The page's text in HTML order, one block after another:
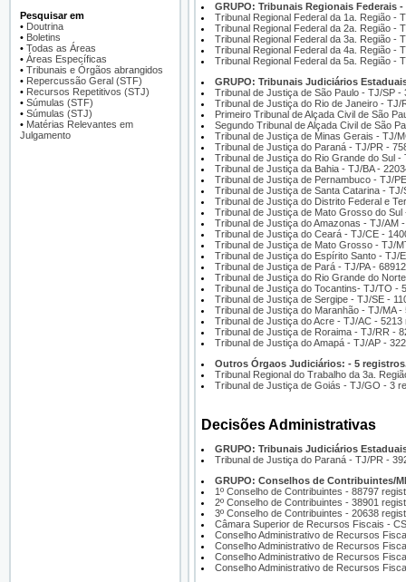
Pesquisar em
• Doutrina
• Boletins
• Todas as Áreas
• Áreas Específicas
• Tribunais e Órgãos abrangidos
• Repercussão Geral (STF)
• Recursos Repetitivos (STJ)
• Súmulas (STF)
• Súmulas (STJ)
• Matérias Relevantes em
Julgamento
GRUPO: Tribunais Regionais Federais -
Tribunal Regional Federal da 1a. Região -
Tribunal Regional Federal da 2a. Região -
Tribunal Regional Federal da 3a. Região -
Tribunal Regional Federal da 4a. Região -
Tribunal Regional Federal da 5a. Região -
GRUPO: Tribunais Judiciários
Tribunal de Justiça de São Paulo - TJ/SP -
Tribunal de Justiça do Rio de Janeiro - TJ/
Primeiro Tribunal de Alçada Civil de São
Segundo Tribunal de Alçada Civil de São
Tribunal de Justiça de Minas Gerais - TJ/
Tribunal de Justiça do Paraná - TJ/PR -
Tribunal de Justiça do Rio Grande do Sul
Tribunal de Justiça da Bahia - TJ/BA -
Tribunal de Justiça de Pernambuco - TJ/
Tribunal de Justiça de Santa Catarina -
Tribunal de Justiça do Distrito Federal e
Tribunal de Justiça de Mato Grosso do
Tribunal de Justiça do Amazonas - TJ/AM
Tribunal de Justiça do Ceará - TJ/CE -
Tribunal de Justiça de Mato Grosso - TJ/
Tribunal de Justiça do Espírito Santo - TJ/
Tribunal de Justiça de Pará - TJ/PA -
Tribunal de Justiça do Rio Grande do
Tribunal de Justiça do Tocantins- TJ/TO -
Tribunal de Justiça de Sergipe - TJ/SE -
Tribunal de Justiça do Maranhão - TJ/MA -
Tribunal de Justiça do Acre - TJ/AC - 5213
Tribunal de Justiça de Roraima - TJ/RR -
Tribunal de Justiça do Amapá - TJ/AP -
Outros Órgaos Judiciários: - 5
Tribunal Regional do Trabalho da 3a.
Tribunal de Justiça de Goiás - TJ/GO - 3
Decisões Administrativas
GRUPO: Tribunais Judiciários
Tribunal de Justiça do Paraná - TJ/PR -
GRUPO: Conselhos de Contribuintes/
1º Conselho de Contribuintes - 88797
2º Conselho de Contribuintes - 38901
3º Conselho de Contribuintes - 20638
Câmara Superior de Recursos Fiscais -
Conselho Administrativo de Recursos
Conselho Administrativo de Recursos
Conselho Administrativo de Recursos
Conselho Administrativo de Recursos